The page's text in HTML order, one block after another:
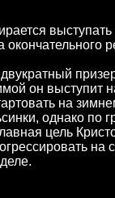
он выступит
на
однако по
цель